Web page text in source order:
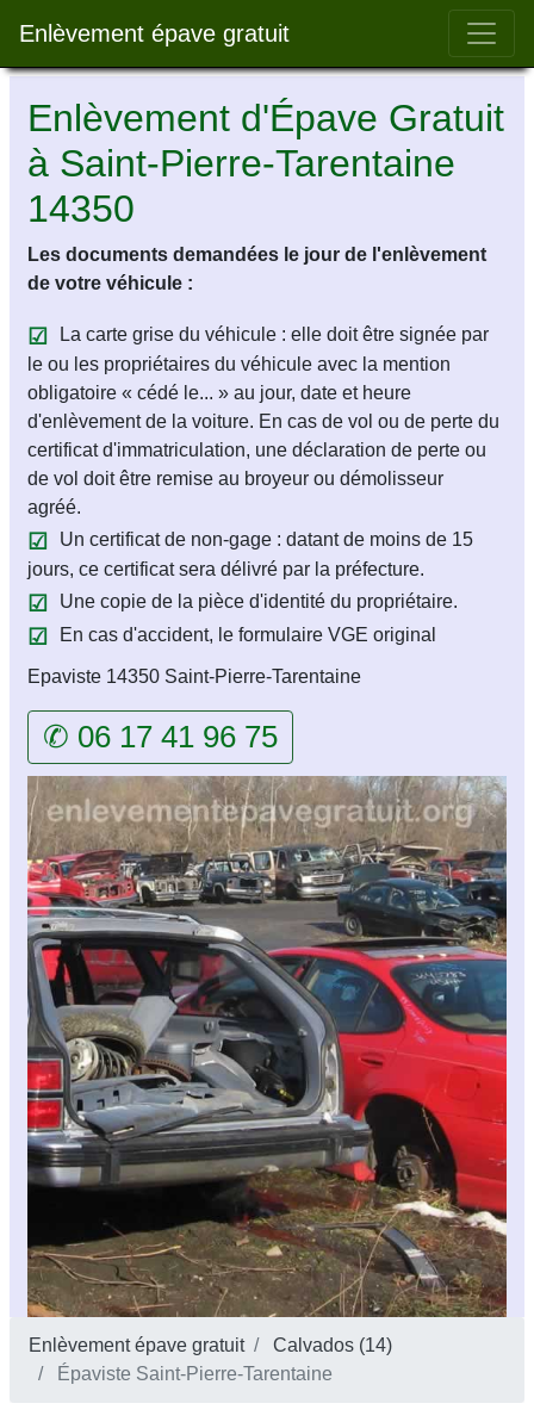
Enlèvement épave gratuit Bar
Enlèvement d'Épave Gratuit
à Saint-Pierre-Tarentaine
14350
Les documents demandées le jour de l'enlèvement
de votre véhicule :
La carte grise du véhicule : elle doit être signée par
le ou les propriétaires du véhicule avec la mention
obligatoire « cédé le... » au jour, date et heure
d'enlèvement de la voiture. En cas de vol ou de perte du
certificat d'immatriculation, une déclaration de perte ou
de vol doit être remise au broyeur ou démolisseur
agréé.
Un certificat de non-gage : datant de moins de 15
jours, ce certificat sera délivré par la préfecture.
Une copie de la pièce d'identité du propriétaire.
En cas d'accident, le formulaire VGE original
Epaviste 14350 Saint-Pierre-Tarentaine
✆ 06 17 41 96 75
Enlèvement épave gratuit
Calvados (14)
Épaviste Saint-Pierre-Tarentaine